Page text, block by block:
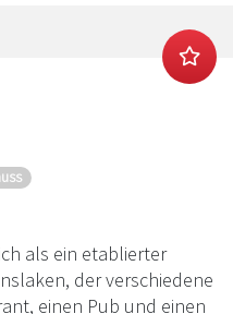
als ein etablierter
der verschiedene
einen Pub und einen